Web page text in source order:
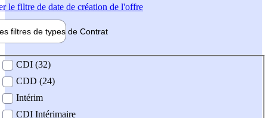
le filtre de date de création de l'offre
filtres de types de Contrat
contrat
CDI (32)
CDD (24)
Intérim
CDI Intérimaire